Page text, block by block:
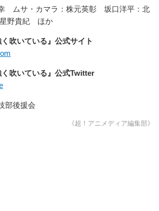
ムサ・カマラ：株元英彰 坂口洋平：北
野貴紀 ほか
吹いている』 公式サイト
吹いている』公式Twitter
部後援会
《超！アニメディア編集部》